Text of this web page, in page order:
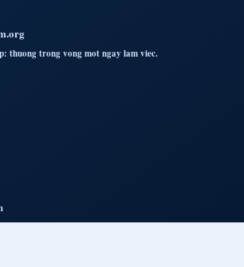
thuong trong vong mot ngay lam viec.